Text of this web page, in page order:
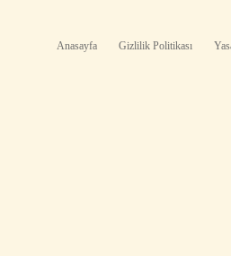
Anasayfa Gizlilik Politikası